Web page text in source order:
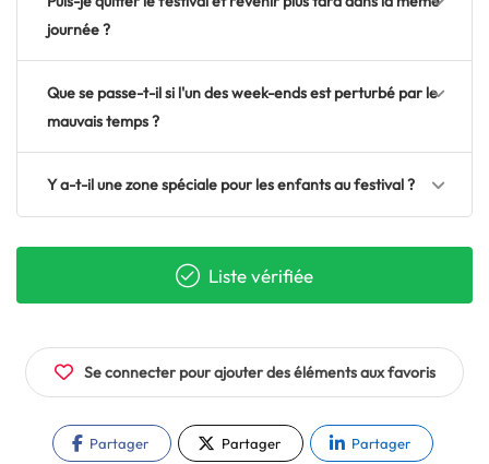
journée ?
Que se passe-t-il si l'un des week-ends est perturbé par le
mauvais temps ?
Y a-t-il une zone spéciale pour les enfants au festival ?
Liste vérifiée
Se connecter pour ajouter des éléments aux favoris
Partager Partager Partager